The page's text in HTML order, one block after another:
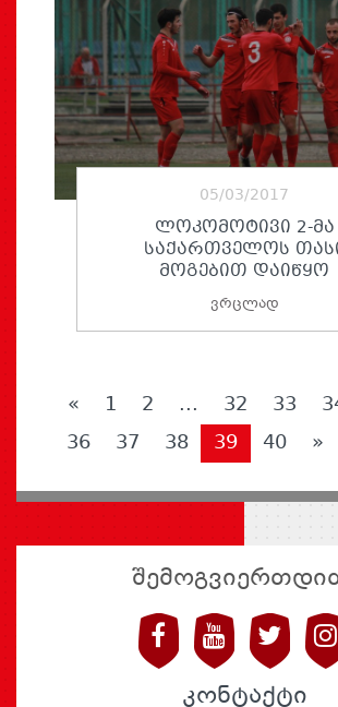
05/03/2017
ᲚᲝᲙᲝᲛᲝᲢᲘᲕᲘ 2-ᲛᲐ
ᲡᲐᲥᲐᲠᲗᲕᲔᲚᲝᲡ
ᲛᲝᲒᲔᲑᲘᲗ ᲓᲐᲘᲬᲧᲝ
ვრცლად
« 1 2 ... 32 33
36
37 38 39 40 »
კონტაქტი